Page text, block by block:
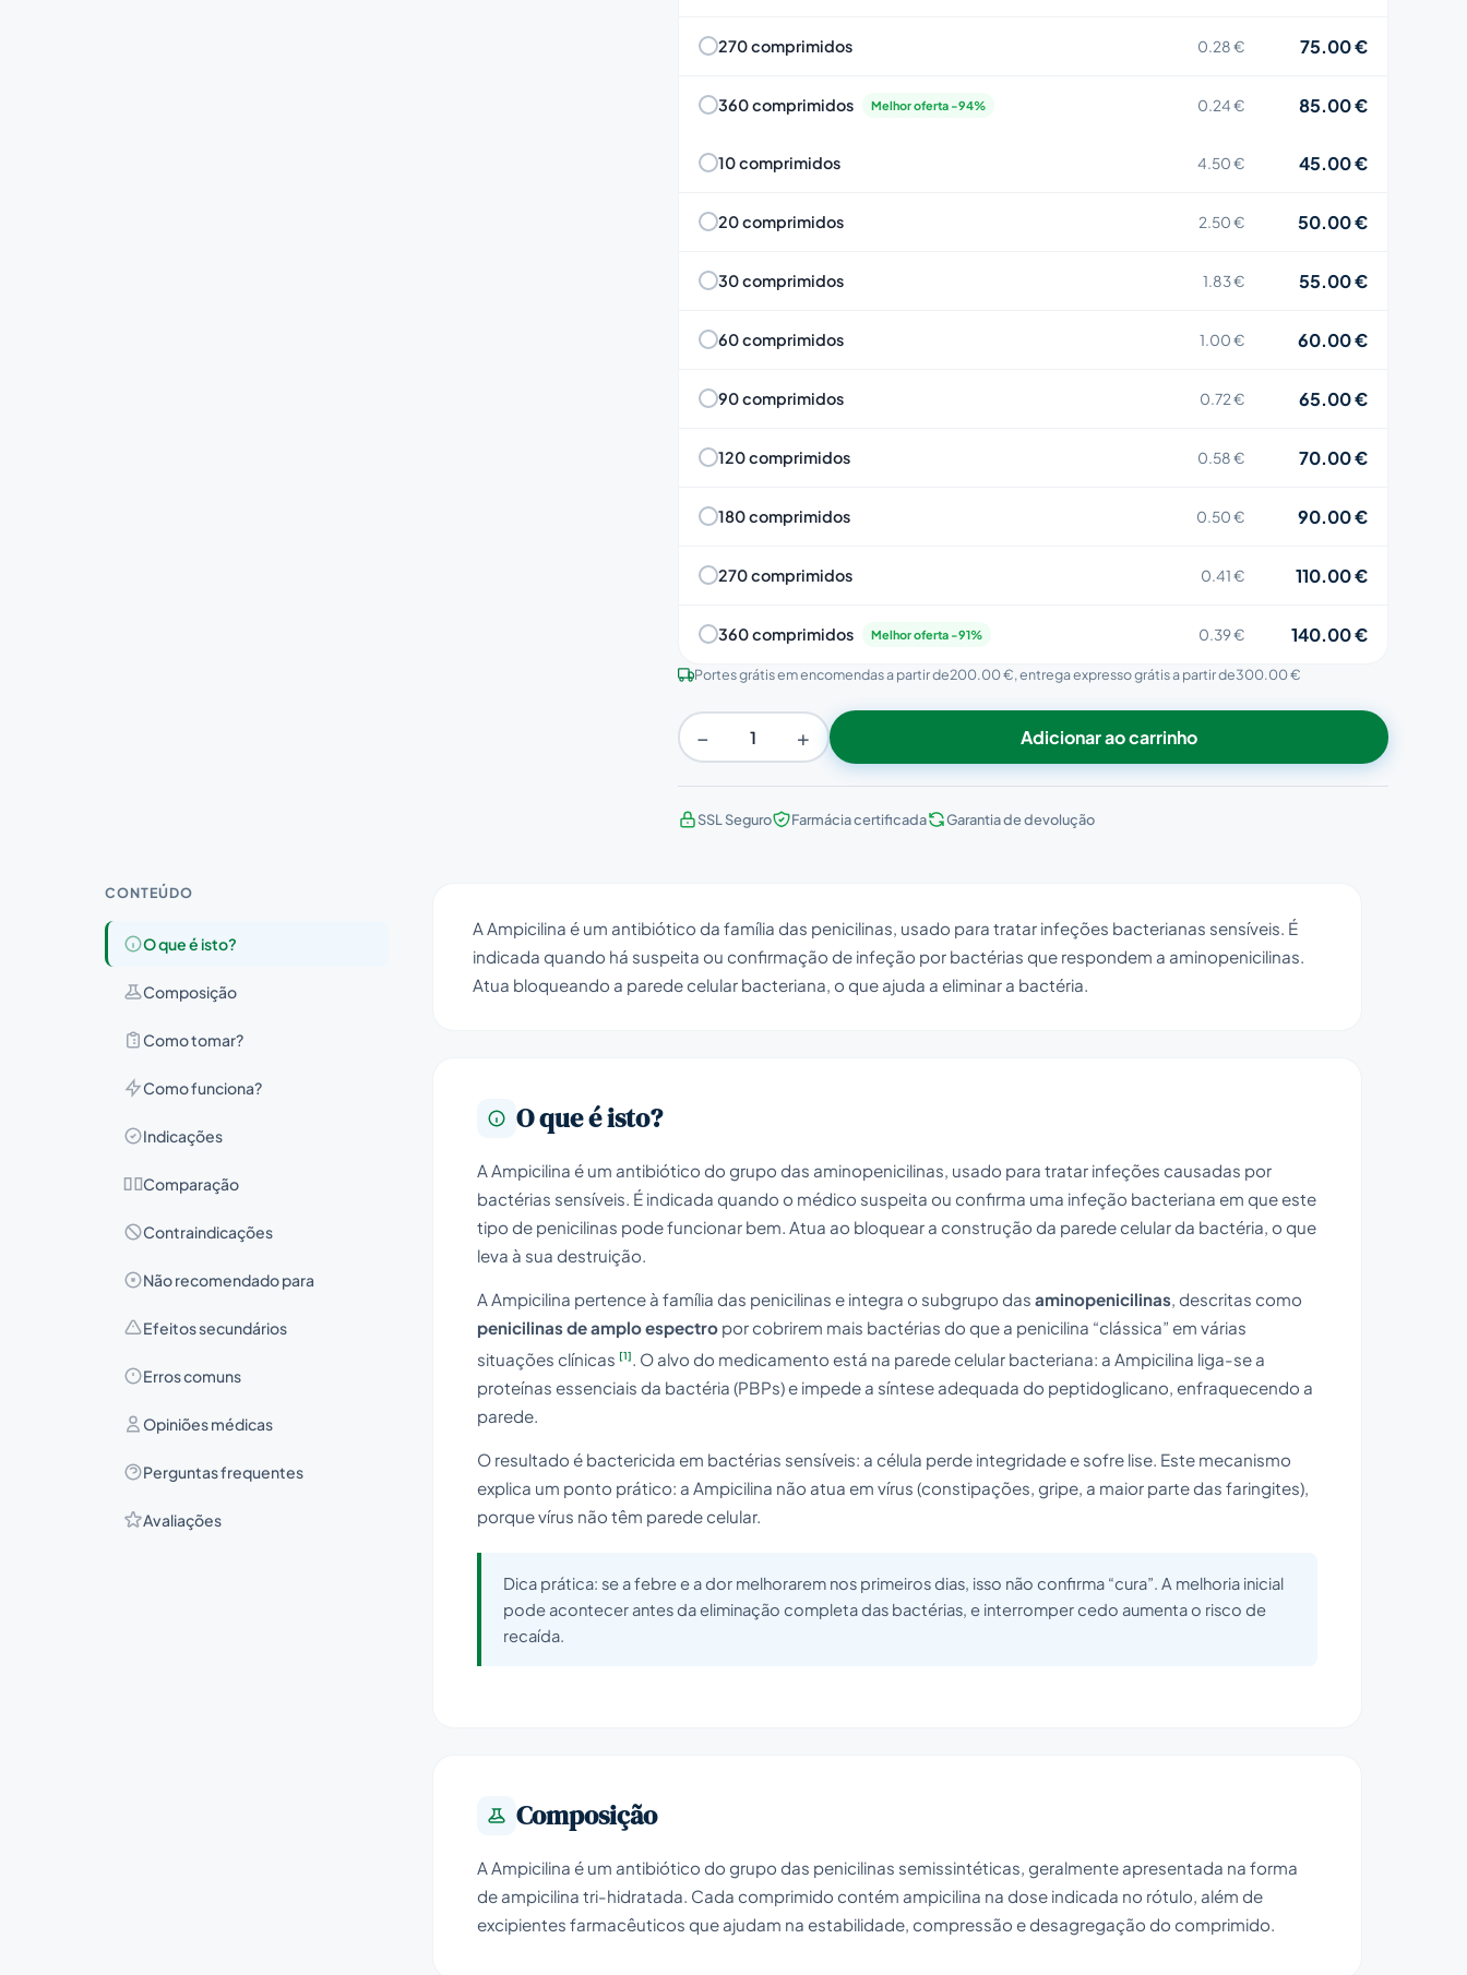
270 comprimidos 0.28 € 75.00 €
360 comprimidos Melhor oferta -94% 0.24 € 85.00 €
10 comprimidos 4.50 € 45.00 €
20 comprimidos 2.50 € 50.00 €
30 comprimidos 1.83 € 55.00 €
60 comprimidos 1.00 € 60.00 €
90 comprimidos 0.72 € 65.00 €
120 comprimidos 0.58 € 70.00 €
180 comprimidos 0.50 € 90.00 €
270 comprimidos 0.41 € 110.00 €
360 comprimidos Melhor oferta -91% 0.39 € 140.00 €
Portes grátis em encomendas a partir de200.00 €, entrega expresso grátis a partir de300.00 €
− + Adicionar ao carrinho
SSL Seguro Farmácia certificada Garantia de devolução
CONTEÚDO
O que é isto?
Composição
Como tomar?
Como funciona?
Indicações
Comparação
Contraindicações
Não recomendado para
Efeitos secundários
Erros comuns
Opiniões médicas
Perguntas frequentes
Avaliações
A Ampicilina é um antibiótico da família das penicilinas, usado para tratar infeções bacterianas sensíveis. É
indicada quando há suspeita ou confirmação de infeção por bactérias que respondem a aminopenicilinas.
Atua bloqueando a parede celular bacteriana, o que ajuda a eliminar a bactéria.
O que é isto?
A Ampicilina é um antibiótico do grupo das aminopenicilinas, usado para tratar infeções causadas por
bactérias sensíveis. É indicada quando o médico suspeita ou confirma uma infeção bacteriana em que este
tipo de penicilinas pode funcionar bem. Atua ao bloquear a construção da parede celular da bactéria, o que
leva à sua destruição.
A Ampicilina pertence à família das penicilinas e integra o subgrupo das aminopenicilinas , descritas como
penicilinas de amplo espectro por cobrirem mais bactérias do que a penicilina “clássica” em várias
situações clínicas [1]
. O alvo do medicamento está na parede celular bacteriana: a Ampicilina liga-se a
proteínas essenciais da bactéria (PBPs) e impede a síntese adequada do peptidoglicano, enfraquecendo a
parede.
O resultado é bactericida em bactérias sensíveis: a célula perde integridade e sofre lise. Este mecanismo
explica um ponto prático: a Ampicilina não atua em vírus (constipações, gripe, a maior parte das faringites),
porque vírus não têm parede celular.
Dica prática: se a febre e a dor melhorarem nos primeiros dias, isso não confirma “cura”. A melhoria inicial
pode acontecer antes da eliminação completa das bactérias, e interromper cedo aumenta o risco de
recaída.
Composição
A Ampicilina é um antibiótico do grupo das penicilinas semissintéticas, geralmente apresentada na forma
de ampicilina tri-hidratada. Cada comprimido contém ampicilina na dose indicada no rótulo, além de
excipientes farmacêuticos que ajudam na estabilidade, compressão e desagregação do comprimido.